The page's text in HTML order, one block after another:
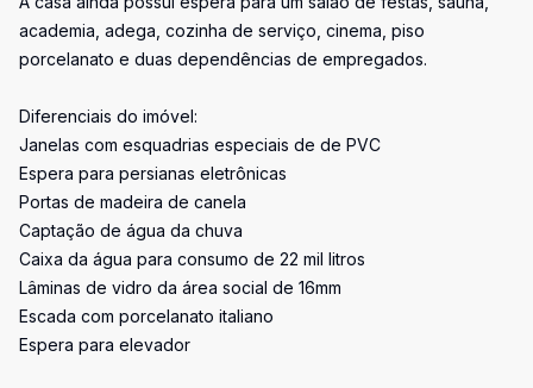
academia, adega, cozinha de serviço, cinema, piso
porcelanato e duas dependências de empregados.
Diferenciais do imóvel:
Janelas com esquadrias especiais de de PVC
Espera para persianas eletrônicas
Portas de madeira de canela
Captação de água da chuva
Caixa da água para consumo de 22 mil litros
Lâminas de vidro da área social de 16mm
Escada com porcelanato italiano
Espera para elevador